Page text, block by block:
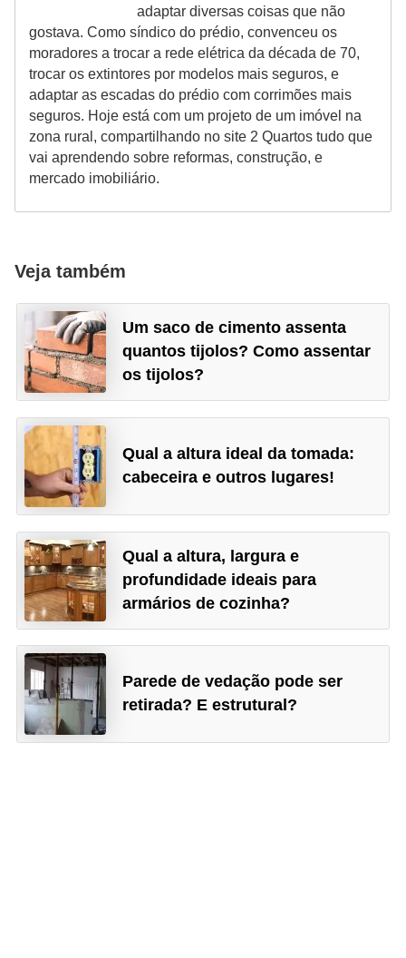
adaptar diversas coisas que não
gostava. Como síndico do prédio, convenceu os
moradores a trocar a rede elétrica da década de 70,
trocar os extintores por modelos mais seguros, e
adaptar as escadas do prédio com corrimões mais
seguros. Hoje está com um projeto de um imóvel na
zona rural, compartilhando no site 2 Quartos tudo que
vai aprendendo sobre reformas, construção, e
mercado imobiliário.
Veja também
Um saco de cimento assenta
quantos tijolos? Como assentar
os tijolos?
Qual a altura ideal da tomada:
cabeceira e outros lugares!
Qual a altura, largura e
profundidade ideais para
armários de cozinha?
Parede de vedação pode ser
retirada? E estrutural?